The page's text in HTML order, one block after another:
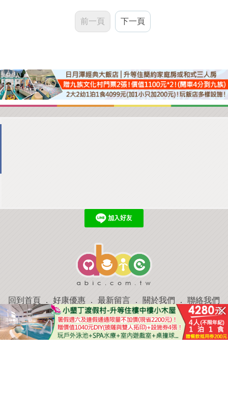
前一頁 下一頁
回到首頁 ． 好康優惠 ． 最新留言 ． 關於我們 ． 聯絡我們
部落格微件．商家合作．討論區．推薦景點． APP下載
羿磊資訊 服務條款&隱私權政策